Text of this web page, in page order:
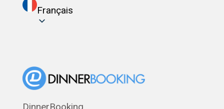
Français